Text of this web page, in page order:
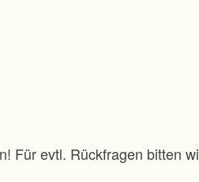
Für evtl. Rückfragen bitten